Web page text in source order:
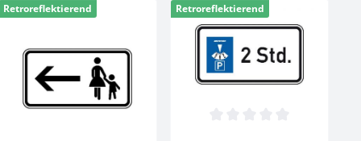
Retroreflektierend Retroreflektierend